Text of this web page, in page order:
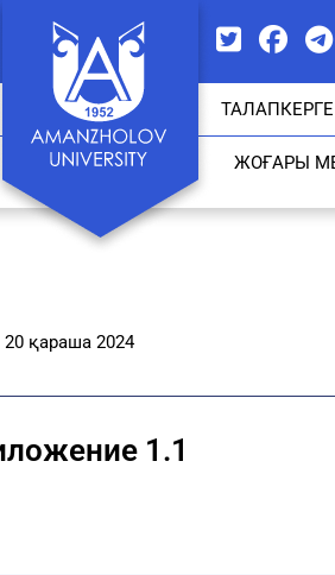
ТАЛАПКЕРГЕ
ЖОҒАРЫ
20 қараша 2024
1.1